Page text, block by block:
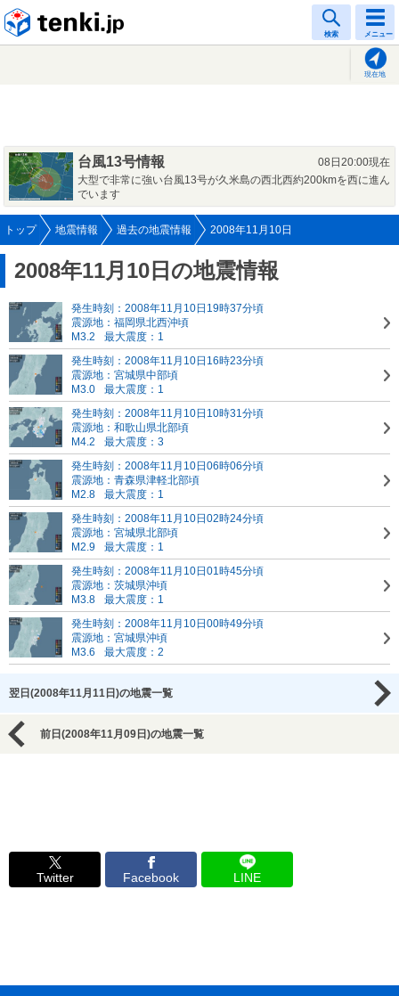
検索 メニュー
現在地
台風13号情報
08日20:00現在
大型で非常に強い台風13号が久米島の西北西約200kmを西に進ん
でいます
トップ 地震情報 過去の地震情報 2008年11月10日
2008年11月10日の地震情報
発生時刻：2008年11月10日19時37分頃
震源地：福岡県北西沖頃
M3.2
最大震度：1
発生時刻：2008年11月10日16時23分頃
震源地：宮城県中部頃
M3.0
最大震度：1
発生時刻：2008年11月10日10時31分頃
震源地：和歌山県北部頃
M4.2
最大震度：3
発生時刻：2008年11月10日06時06分頃
震源地：青森県津軽北部頃
M2.8
最大震度：1
発生時刻：2008年11月10日02時24分頃
震源地：宮城県北部頃
M2.9
最大震度：1
発生時刻：2008年11月10日01時45分頃
震源地：茨城県沖頃
M3.8
最大震度：1
発生時刻：2008年11月10日00時49分頃
震源地：宮城県沖頃
M3.6
最大震度：2
翌日(2008年11月11日)の地震一覧
前日(2008年11月09日)の地震一覧
Twitter Facebook LINE